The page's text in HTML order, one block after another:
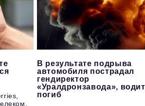
В результате подрыва
автомобиля пострадал
гендиректор
«Уралдронзавода»,
погиб